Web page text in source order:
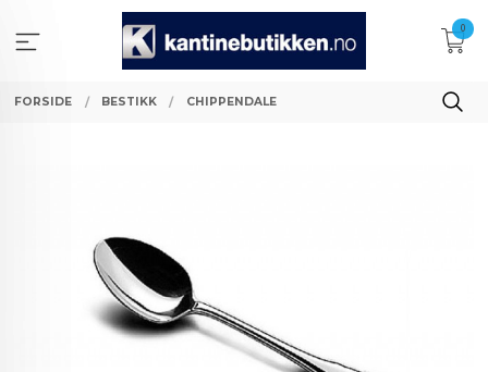
innholdet
0
FORSIDE BESTIKK CHIPPENDALE